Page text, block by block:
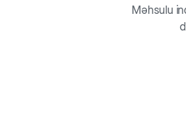
Məhsulu